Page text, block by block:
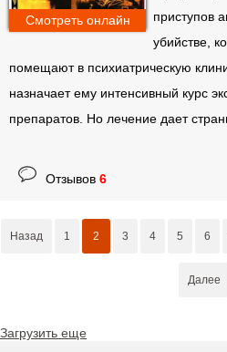
приступов
убийстве,
помещают в психиатрическую
назначает ему интенсивный курс
препаратов. Но лечение дает
Смотреть онлайн
Отзывов 6
Назад 1 2 3 4 5 6
Далее
Загрузить еще